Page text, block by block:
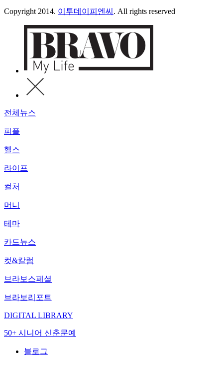
Copyright 2014. 이투데이피엔씨 . All rights reserved
전체뉴스
피플
헬스
라이프
컬처
머니
테마
카드뉴스
컷&칼럼
브라보스페셜
브라보리포트
DIGITAL LIBRARY
50+ 시니어 신춘문예
블로그